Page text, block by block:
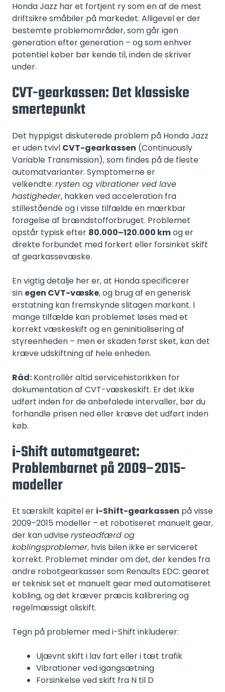
Honda Jazz har et fortjent ry som en af de mest
driftsikre småbiler på markedet. Alligevel er der
bestemte problemområder, som går igen
generation efter generation – og som enhver
potentiel køber bør kende til, inden de skriver
under.
CVT-gearkassen: Det klassiske
smertepunkt
Det hyppigst diskuterede problem på Honda Jazz
er uden tvivl CVT-gearkassen (Continuously
Variable Transmission), som findes på de fleste
automatvarianter. Symptomerne er
velkendte: rysten og vibrationer ved lave
hastigheder, hakken ved acceleration fra
stillestående og i visse tilfælde en mærkbar
forøgelse af brændstofforbruget. Problemet
opstår typisk efter 80.000–120.000 kmog er
direkte forbundet med forkert eller forsinket skift
af gearkassevæske.
En vigtig detalje her er, at Honda specificerer
sin egen CVT-væske, og brug af en generisk
erstatning kan fremskynde slitagen markant. I
mange tilfælde kan problemet løses med et
korrekt væskeskift og en geninitialisering af
styreenheden – men er skaden først sket, kan det
kræve udskiftning af hele enheden.
Råd: Kontrollér altid servicehistorikken for
dokumentation af CVT-væskeskift. Er det ikke
udført inden for de anbefalede intervaller, bør du
forhandle prisen ned eller kræve det udført inden
køb.
i-Shift automatgearet:
Problembarnet på 2009–2015-
modeller
Et særskilt kapitel er i-Shift-gearkassen på visse
2009–2015 modeller – et robotiseret manuelt gear,
der kan udviserysteadfærd og
koblingsproblemer, hvis bilen ikke er serviceret
korrekt. Problemet minder om det, der kendes fra
andre robotgearkasser som Renaults EDC: gearet
er teknisk set et manuelt gear med automatiseret
kobling, og det kræver præcis kalibrering og
regelmæssigt oliskift.
Tegn på problemer med i-Shift inkluderer:
Ujævnt skift i lav fart eller i tæt trafik
Vibrationer ved igangsætning
Forsinkelse ved skift fra N til D